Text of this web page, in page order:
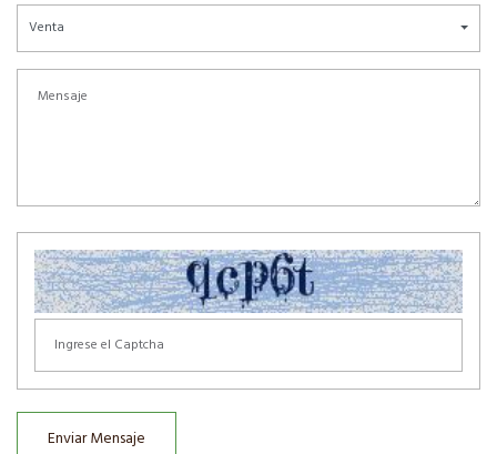
Venta
Enviar Mensaje